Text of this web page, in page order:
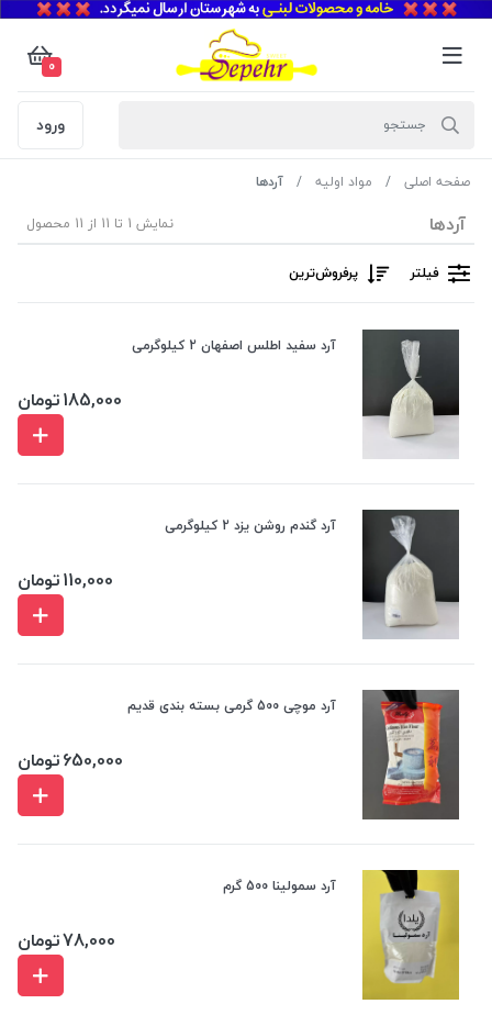
0
ورود
صفحه اصلی مواد اولیه آردها
آردها نمایش 1 تا 11 از 11 محصول
فیلتر پرفروش‌ترین‌
آرد سفید اطلس اصفهان 2 کیلوگرمی
185,000تومان
آرد گندم روشن یزد 2 کیلوگرمی
110,000تومان
آرد موچی 500 گرمی بسته بندی قدیم
650,000تومان
آرد سمولینا 500 گرم
78,000تومان